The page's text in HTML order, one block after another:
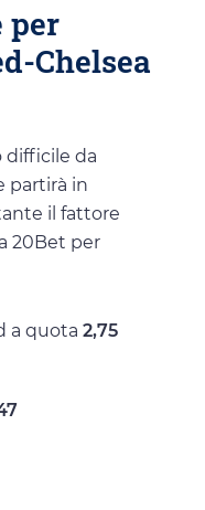
per
Chelsea
difficile da
partirà in
il fattore
20Bet per
a quota 2,75